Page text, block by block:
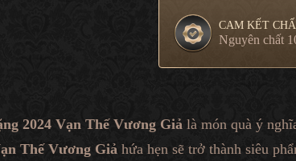
CAM KẾT
Nguyên chất
2024 Vạn Thế Vương Giả là món quà ý
Thế Vương Giả hứa hẹn sẽ trở thành siêu